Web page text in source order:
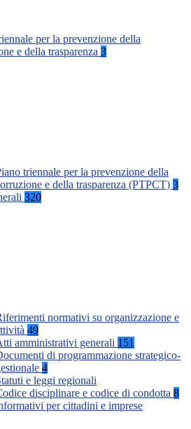
per la prevenzione della
e della trasparenza 3
triennale per la prevenzione della
e della trasparenza (PTPCT) 3
320
normativi su organizzazione e
49
amministrativi generali 151
di programmazione strategico-
4
e leggi regionali
disciplinare e codice di condotta 8
per cittadini e imprese